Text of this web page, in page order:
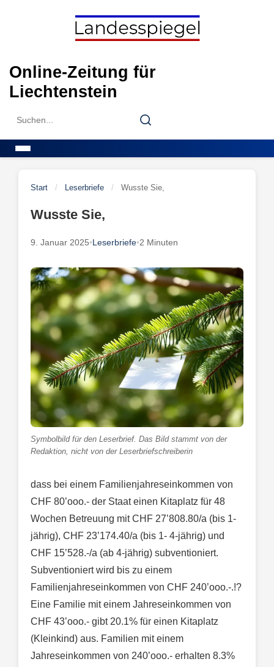
Online-Zeitung für
Liechtenstein
Search
Search
Start / Leserbriefe / Wusste Sie,
Wusste Sie,
9. Januar 2025•Leserbriefe•2 Minuten
Symbolbild für den Leserbrief. Das Bild stammt von der
Redaktion, nicht von der Leserbriefschreiberin
dass bei einem Familienjahreseinkommen von
CHF 80’ooo.- der Staat einen Kitaplatz für 48
Wochen Betreuung mit CHF 27’808.80/a (bis 1-
jährig), CHF 23’174.40/a (bis 1- 4-jährig) und
CHF 15’528.-/a (ab 4-jährig) subventioniert.
Subventioniert wird bis zu einem
Familienjahreseinkommen von CHF 240’ooo.-.!?
Eine Familie mit einem Jahreseinkommen von
CHF 43’ooo.- gibt 20.1% für einen Kitaplatz
(Kleinkind) aus. Familien mit einem
Jahreseinkommen von 240’ooo.- erhalten 8.3%